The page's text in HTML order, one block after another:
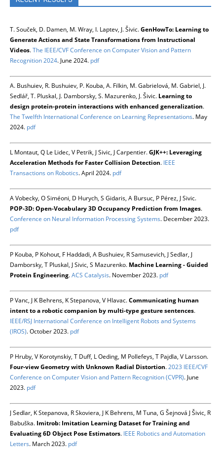
T. Souček, D. Damen, M. Wray, I. Laptev, J. Šivic.GenHowTo: Learning to
Generate Actions and State Transformations from Instructional
Videos.The IEEE/CVF Conference on Computer Vision and Pattern
Recognition 2024. June 2024. pdf
A. Bushuiev, R. Bushuiev, P. Kouba, A. Filkin, M. Gabrielová, M. Gabriel, J.
Sedlář, T. Pluskal, J. Damborsky, S. Mazurenko, J. Šivic. Learning to
design protein-protein interactions with enhanced generalization.
The Twelfth International Conference on Learning Representations. May
2024. pdf
L Montaut, Q Le Lidec, V Petrik, J Sivic, J Carpentier.GJK++: Leveraging
Acceleration Methods for Faster Collision Detection. IEEE
Transactions on Robotics. April 2024. pdf
A Vobecky, O Siméoni, D Hurych, S Gidaris, A Bursuc, P Pérez, J Sivic.
POP-3D: Open-Vocabulary 3D Occupancy Prediction from Images.
Conference on Neural Information Processing Systems. December 2023.
pdf
P Kouba, P Kohout, F Haddadi, A Bushuiev, R Samusevich, J Sedlar, J
Damborsky, T Pluskal, J Sivic, S Mazurenko. Machine Learning - Guided
Protein Engineering.ACS Catalysis. November 2023. pdf
P Vanc, J K Behrens, K Stepanova, V Hlavac.Communicating human
intent to a robotic companion by multi-type gesture sentences.
IEEE/RSJ International Conference on Intelligent Robots and Systems
(IROS). October 2023. pdf
P Hruby, V Korotynskiy, T Duff, L Oeding, M Pollefeys, T Pajdla, V Larsson.
Four-view Geometry with Unknown Radial Distortion.2023 IEEE/CVF
Conference on Computer Vision and Pattern Recognition (CVPR). June
2023. pdf
J Sedlar, K Stepanova, R Skoviera, J K Behrens, M Tuna, G Šejnová J Šivic, R
Babuška. Imitrob: Imitation Learning Dataset for Training and
Evaluating 6D Object Pose Estimators. IEEE Robotics and Automation
Letters. March 2023. pdf